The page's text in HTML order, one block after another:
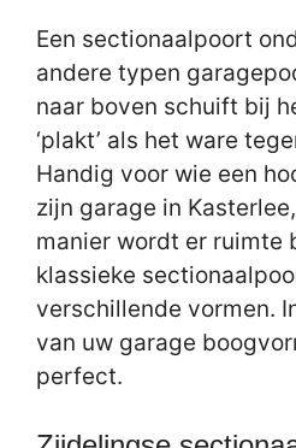
Een sectionaalpoort
andere typen
naar boven schuift bij
‘plakt’ als het ware
Handig voor wie een
zijn garage in
manier wordt er ruimte
klassieke
verschillende vormen.
van uw garage
perfect.